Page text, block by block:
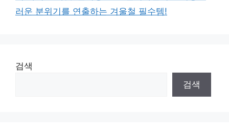
러운 분위기를 연출하는 겨울철 필수템!
검색
검색